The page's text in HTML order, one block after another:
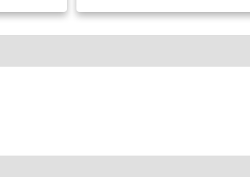
＋
－